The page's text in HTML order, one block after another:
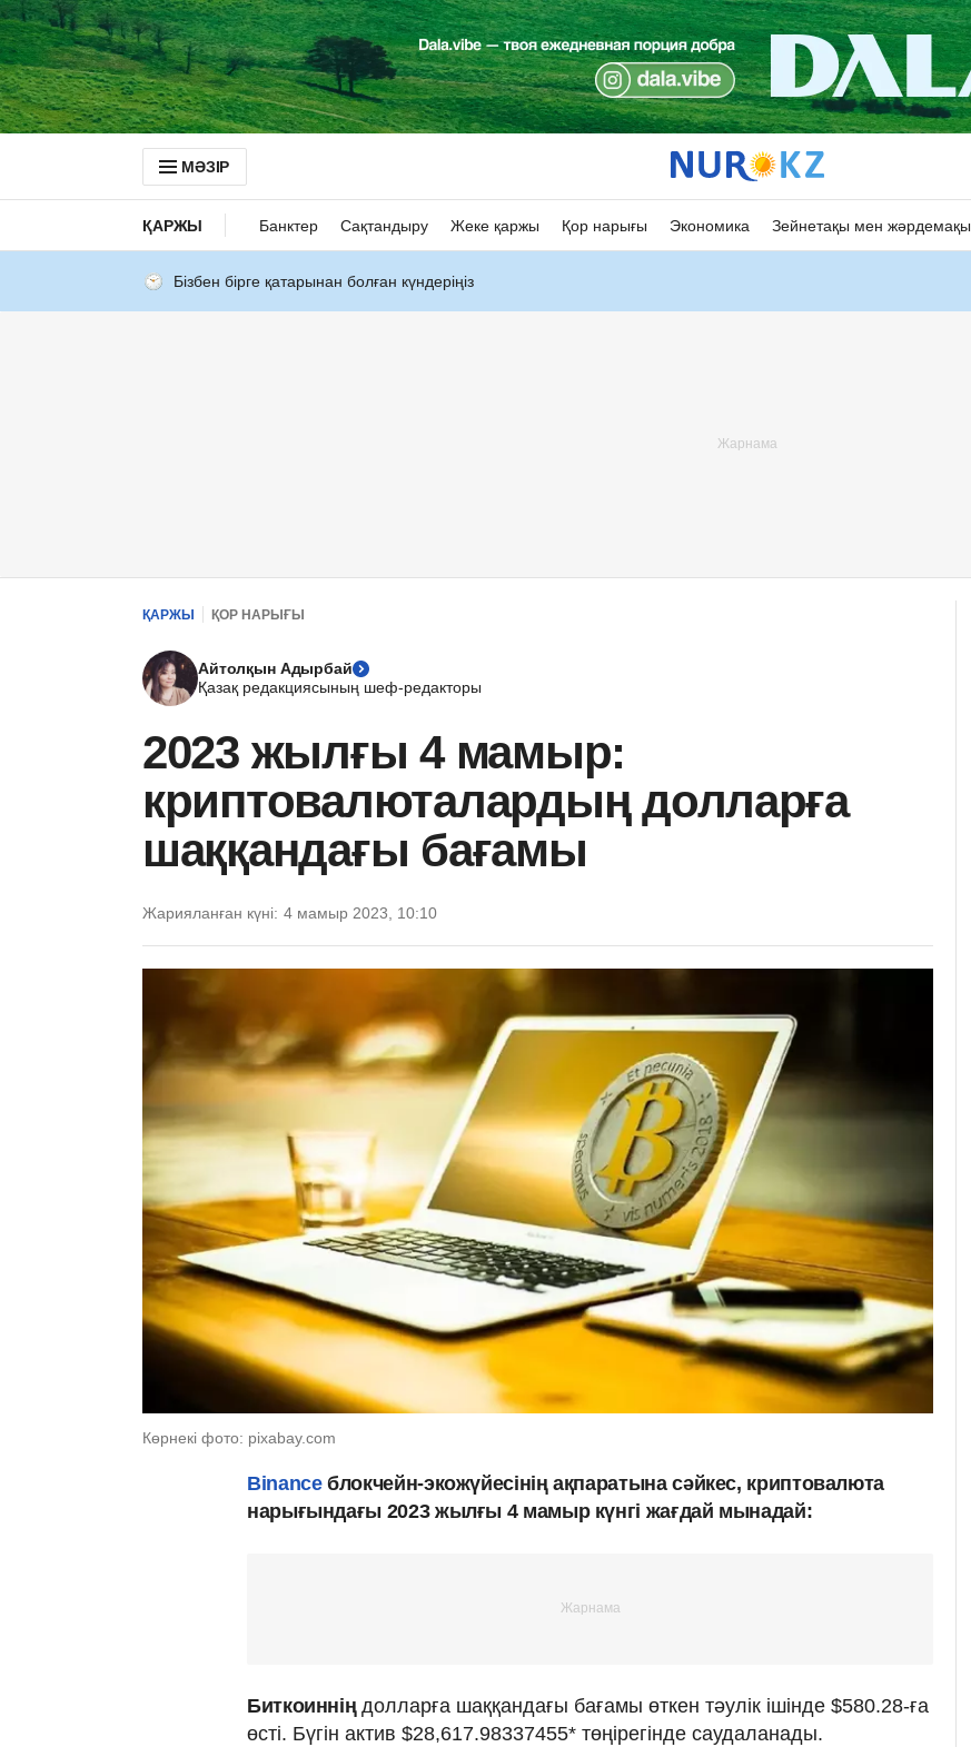
МӘЗІР
ҚАРЖЫ Банктер Сақтандыру Жеке қаржы Қор нарығы Экономика Зейнетақы мен жәрдемақы
Бізбен бірге қатарынан болған күндеріңіз
ҚАРЖЫ ҚОР НАРЫҒЫ
Айтолқын Адырбай
Қазақ редакциясының шеф-редакторы
2023 жылғы 4 мамыр:
криптовалюталардың долларға
шаққандағы бағамы
Жарияланған күні: 4 мамыр 2023, 10:10
Көрнекі фото: pixabay.com
Binanceблокчейн-экожүйесінің ақпаратына сәйкес, криптовалюта
нарығындағы 2023 жылғы 4 мамыр күнгі жағдай мынадай:
Биткоинніңдолларға шаққандағы бағамы өткен тәулік ішінде $580.28-ға
өсті. Бүгін актив $28,617.98337455* төңірегінде саудаланады.